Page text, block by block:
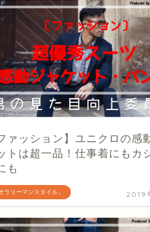
ラリーマンスタイル」
ァッション】ユニクロの感
トは超一品！仕事着にもカ
も
2019